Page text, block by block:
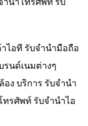
ไอที รับจำนำมือถือ
นด์เนมต่างๆ
ง บริการ รับจำนำ
รศัพท์ รับจำนำไอ